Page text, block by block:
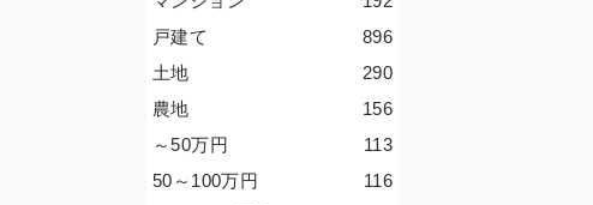
896
戸建て
290
土地
156
農地
113
～50万円
116
50～100万円